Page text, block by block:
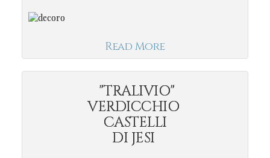
Read More
"TRALIVIO"
VERDICCHIO
CASTELLI
DI JESI